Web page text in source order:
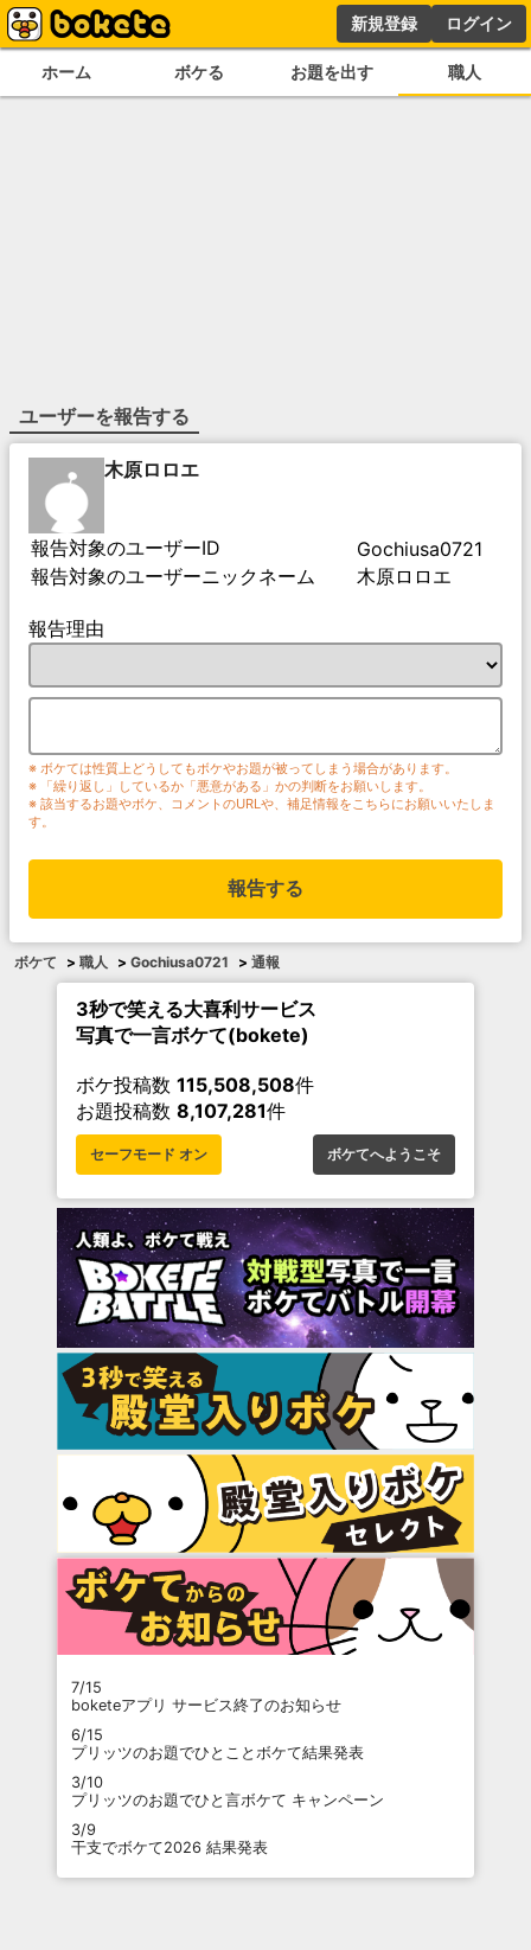
新規登録 ログイン
ホーム ボケる お題を出す 職人
ユーザーを報告する
木原ロロエ
報告対象のユーザーID
Gochiusa0721
報告対象のユーザーニックネーム
木原ロロエ
報告理由
※ ボケては性質上どうしてもボケやお題が被ってしまう場合があります。
※ 「繰り返し」しているか「悪意がある」かの判断をお願いします。
※ 該当するお題やボケ、コメントのURLや、補足情報をこちらにお願いいたしま
す。
報告する
ボケて > 職人 > Gochiusa0721 > 通報
3秒で笑える大喜利サービス
写真で一言ボケて(bokete)
ボケ投稿数 115,508,508件
お題投稿数 8,107,281件
セーフモード オン ボケてへようこそ
7/15
boketeアプリ サービス終了のお知らせ
6/15
プリッツのお題でひとことボケて結果発表
3/10
プリッツのお題でひと言ボケて キャンペーン
3/9
干支でボケて2026 結果発表